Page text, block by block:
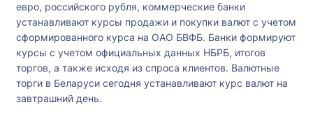
евро, российского рубля, коммерческие банки
устанавливают курсы продажи и покупки валют с учетом
сформированного курса на ОАО БВФБ. Банки формируют
курсы с учетом официальных данных НБРБ, итогов
торгов, а также исходя из спроса клиентов. Валютные
торги в Беларуси сегодня устанавливают курс валют на
завтрашний день.